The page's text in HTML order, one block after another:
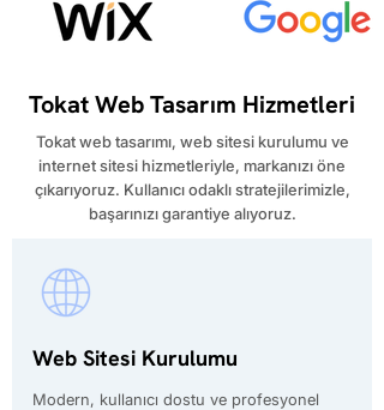
Tokat Web Tasarım Hizmetleri
​Tokat web tasarımı, web sitesi kurulumu ve
internet sitesi hizmetleriyle, markanızı öne
çıkarıyoruz. Kullanıcı odaklı stratejilerimizle,
başarınızı garantiye alıyoruz.
Web Sitesi Kurulumu
Modern, kullanıcı dostu ve profesyonel